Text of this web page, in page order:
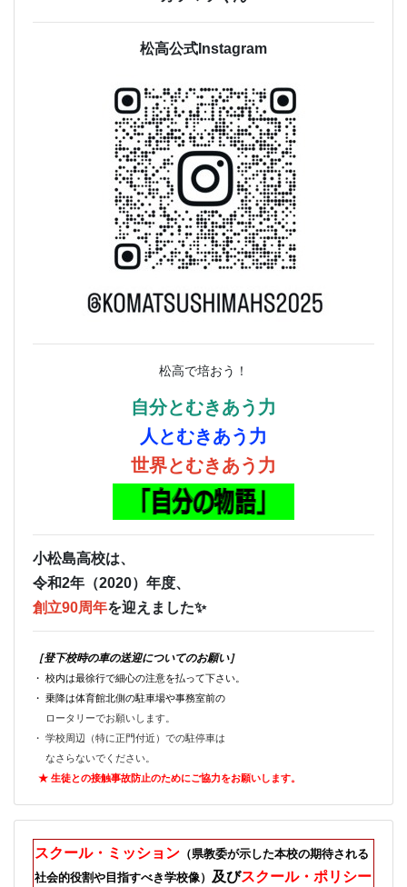
松高公式Instagram
松高で培おう！
自分とむきあう力
人とむきあう力
世界とむきあう力
小松島高校は、
令和2年（2020）年度、
創立90周年を迎えました✨
［登下校時の車の送迎についてのお願い］
・ 校内は最徐行で細心の注意を払って下さい。
・ 乗降は体育館北側の駐車場や事務室前の
ロータリーでお願いします。
・ 学校周辺（特に正門付近）での駐停車は
なさらないでください。
★ 生徒との接触事故防止のためにご協力をお願いします。
スクール・ミッション （県教委が示した本校の期待される
社会的役割や目指すべき学校像） 及びスクール・ポリシー